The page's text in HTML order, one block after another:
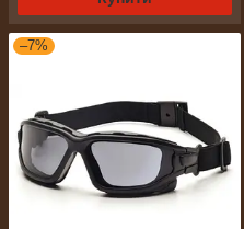
–7%